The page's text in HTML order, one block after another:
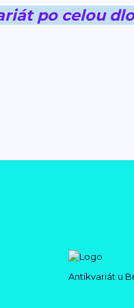
po celou
Antikvariát u